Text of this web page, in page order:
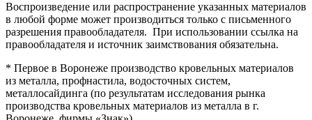
Воспроизведение или распространение указанных материалов
в любой форме может производиться только с письменного
разрешения правообладателя. При использовании ссылка на
правообладателя и источник заимствования обязательна.
* Первое в Воронеже производство кровельных материалов
из металла, профнастила, водосточных систем,
металлосайдинга (по результатам исследования рынка
производства кровельных материалов из металла в г.